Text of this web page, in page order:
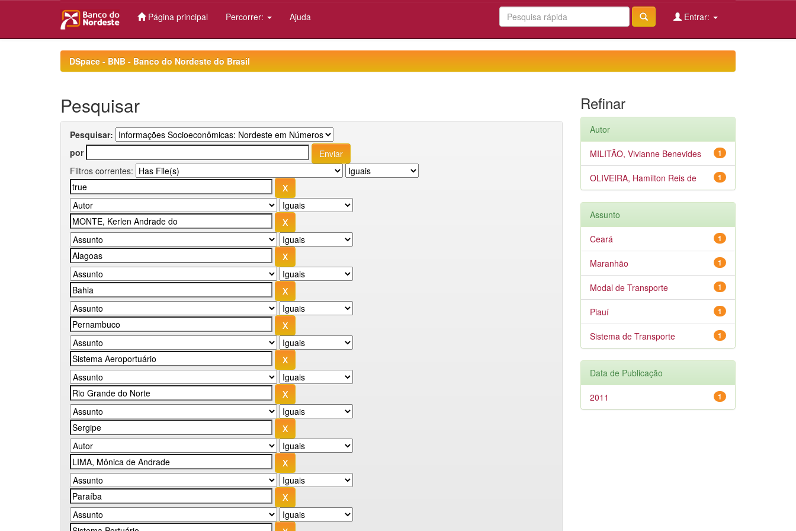
Página principal Percorrer: Ajuda Entrar:
DSpace - BNB - Banco do Nordeste do Brasil
Pesquisar
Pesquisar:
por
Filtros correntes:
Refinar
Autor
1
MILITÃO, Vivianne Benevides
1
OLIVEIRA, Hamilton Reis de
Assunto
1
Ceará
1
Maranhão
1
Modal de Transporte
1
Piauí
1
Sistema de Transporte
Data de Publicação
1
2011